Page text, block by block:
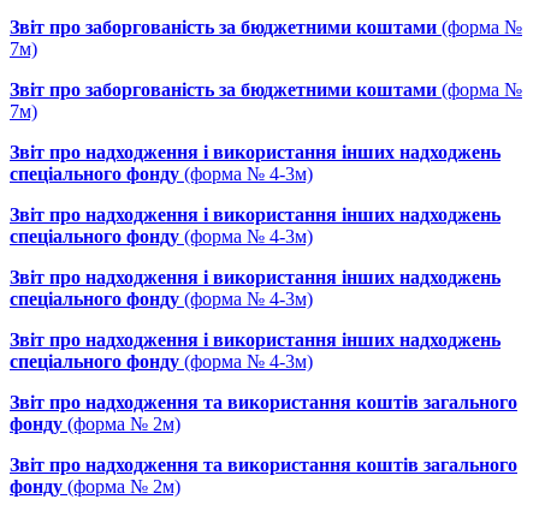
Звіт про заборгованість за бюджетними коштами (форма №
7м)
Звіт про заборгованість за бюджетними коштами (форма №
7м)
Звіт про надходження і використання інших надходжень
спеціального фонду (форма № 4-3м)
Звіт про надходження і використання інших надходжень
спеціального фонду (форма № 4-3м)
Звіт про надходження і використання інших надходжень
спеціального фонду (форма № 4-3м)
Звіт про надходження і використання інших надходжень
спеціального фонду (форма № 4-3м)
Звіт про надходження та використання коштів загального
фонду (форма № 2м)
Звіт про надходження та використання коштів загального
фонду (форма № 2м)